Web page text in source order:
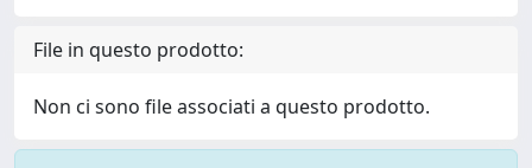
File in questo prodotto:
Non ci sono file associati a questo prodotto.